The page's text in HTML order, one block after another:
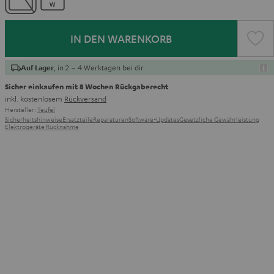
IN DEN WARENKORB
Auf Lager , in 2 – 4 Werktagen bei dir
Sicher einkaufen mit 8 Wochen Rückgaberecht
inkl. kostenlosem Rückversand
Hersteller: Teufel
SicherheitshinweiseErsatzteileReparaturenSoftware-UpdatesGesetzliche Gewährleistung
Elektrogeräte Rücknahme